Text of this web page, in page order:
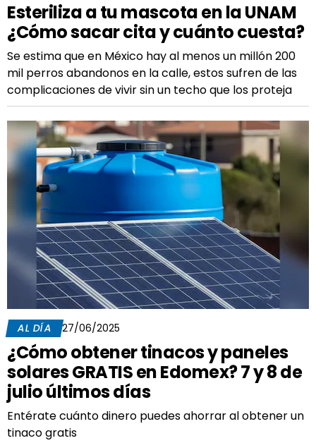
Esteriliza a tu mascota en la UNAM
¿Cómo sacar cita y cuánto cuesta?
Se estima que en México hay al menos un millón 200
mil perros abandonos en la calle, estos sufren de las
complicaciones de vivir sin un techo que los proteja
AL DÍA 27/06/2025
¿Cómo obtener tinacos y paneles
solares GRATIS en Edomex? 7 y 8 de
julio últimos días
Entérate cuánto dinero puedes ahorrar al obtener un
tinaco gratis